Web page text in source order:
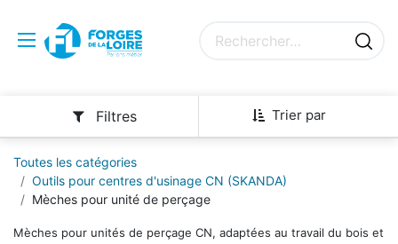
Trier par
Filtres
Toutes les catégories
Outils pour centres d'usinage CN (SKANDA)
Mèches pour unité de perçage
Mèches pour unités de perçage CN, adaptées au travail du bois et